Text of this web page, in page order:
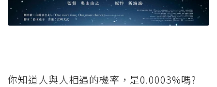
你知道人與人相遇的機率，是0.0003%嗎?